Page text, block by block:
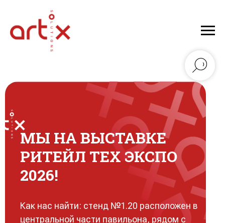
МЫ НА ВЫСТАВКЕ
РИТЕЙЛ ТЕХ ЭКСПО
2026!
Как нас найти: стенд №1.20 расположен в
центральной части павильона, рядом с